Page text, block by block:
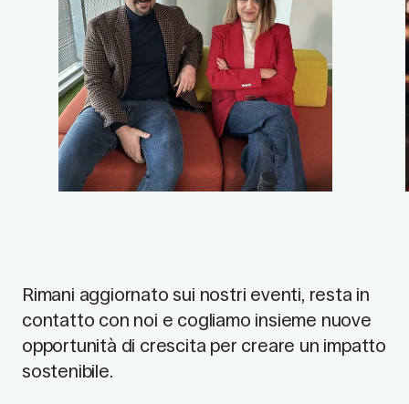
Rimani aggiornato sui nostri eventi, resta in
contatto con noi e cogliamo insieme nuove
opportunità di crescita per creare un impatto
sostenibile.